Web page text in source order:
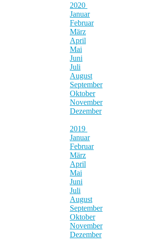
2020
Januar
Februar
März
April
Mai
Juni
Juli
August
September
Oktober
November
Dezember
2019
Januar
Februar
März
April
Mai
Juni
Juli
August
September
Oktober
November
Dezember